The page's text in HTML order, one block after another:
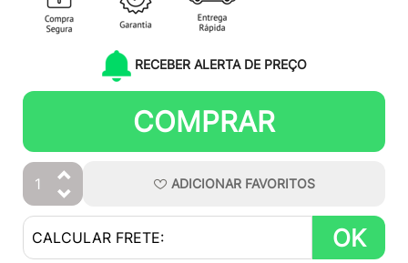
RECEBER ALERTA DE PREÇO
COMPRAR
ADICIONAR FAVORITOS
OK